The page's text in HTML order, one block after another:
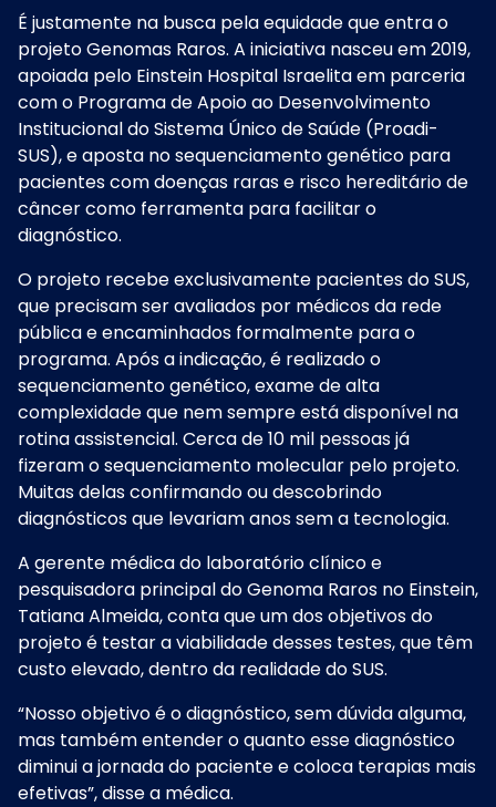
É justamente na busca pela equidade que entra o
projeto Genomas Raros. A iniciativa nasceu em 2019,
apoiada pelo Einstein Hospital Israelita em parceria
com o Programa de Apoio ao Desenvolvimento
Institucional do Sistema Único de Saúde (Proadi-
SUS), e aposta no sequenciamento genético para
pacientes com doenças raras e risco hereditário de
câncer como ferramenta para facilitar o
diagnóstico.
O projeto recebe exclusivamente pacientes do SUS,
que precisam ser avaliados por médicos da rede
pública e encaminhados formalmente para o
programa. Após a indicação, é realizado o
sequenciamento genético, exame de alta
complexidade que nem sempre está disponível na
rotina assistencial. Cerca de 10 mil pessoas já
fizeram o sequenciamento molecular pelo projeto.
Muitas delas confirmando ou descobrindo
diagnósticos que levariam anos sem a tecnologia.
A gerente médica do laboratório clínico e
pesquisadora principal do Genoma Raros no Einstein,
Tatiana Almeida, conta que um dos objetivos do
projeto é testar a viabilidade desses testes, que têm
custo elevado, dentro da realidade do SUS.
“Nosso objetivo é o diagnóstico, sem dúvida alguma,
mas também entender o quanto esse diagnóstico
diminui a jornada do paciente e coloca terapias mais
efetivas”, disse a médica.